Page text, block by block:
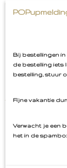
favorieten
Elk type met
Onze collectie
Bij bestellingen
de bestelling iets
bestelling, stuur
Fijne vakantie
Verwacht je een
het in de